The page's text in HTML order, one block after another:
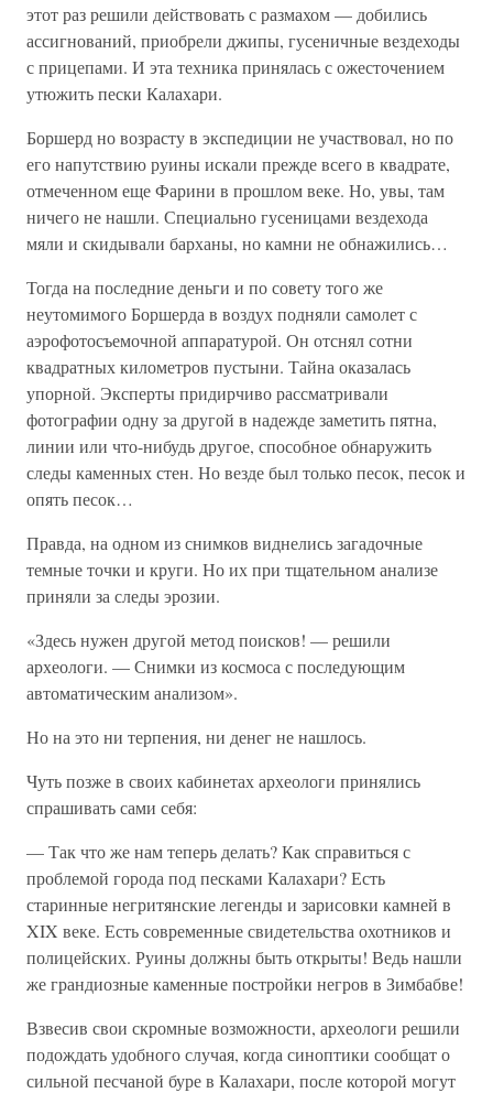
этот раз решили действовать с размахом — добились
ассигнований, приобрели джипы, гусеничные вездеходы
с прицепами. И эта техника принялась с ожесточением
утюжить пески Калахари.
Боршерд но возрасту в экспедиции не участвовал, но по
его напутствию руины искали прежде всего в квадрате,
отмеченном еще Фарини в прошлом веке. Но, увы, там
ничего не нашли. Специально гусеницами вездехода
мяли и скидывали барханы, но камни не обнажились…
Тогда на последние деньги и по совету того же
неутомимого Боршерда в воздух подняли самолет с
аэрофотосъемочной аппаратурой. Он отснял сотни
квадратных километров пустыни. Тайна оказалась
упорной. Эксперты придирчиво рассматривали
фотографии одну за другой в надежде заметить пятна,
линии или что-нибудь другое, способное обнаружить
следы каменных стен. Но везде был только песок, песок и
опять песок…
Правда, на одном из снимков виднелись загадочные
темные точки и круги. Но их при тщательном анализе
приняли за следы эрозии.
«Здесь нужен другой метод поисков! — решили
археологи. — Снимки из космоса с последующим
автоматическим анализом».
Но на это ни терпения, ни денег не нашлось.
Чуть позже в своих кабинетах археологи принялись
спрашивать сами себя:
— Так что же нам теперь делать? Как справиться с
проблемой города под песками Калахари? Есть
старинные негритянские легенды и зарисовки камней в
XIX веке. Есть современные свидетельства охотников и
полицейских. Руины должны быть открыты! Ведь нашли
же грандиозные каменные постройки негров в Зимбабве!
Взвесив свои скромные возможности, археологи решили
подождать удобного случая, когда синоптики сообщат о
сильной песчаной буре в Калахари, после которой могут